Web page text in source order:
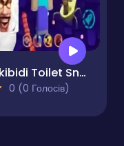
Skibidi Toilet Snake.io in Minecraft
0 (0 Голосів)